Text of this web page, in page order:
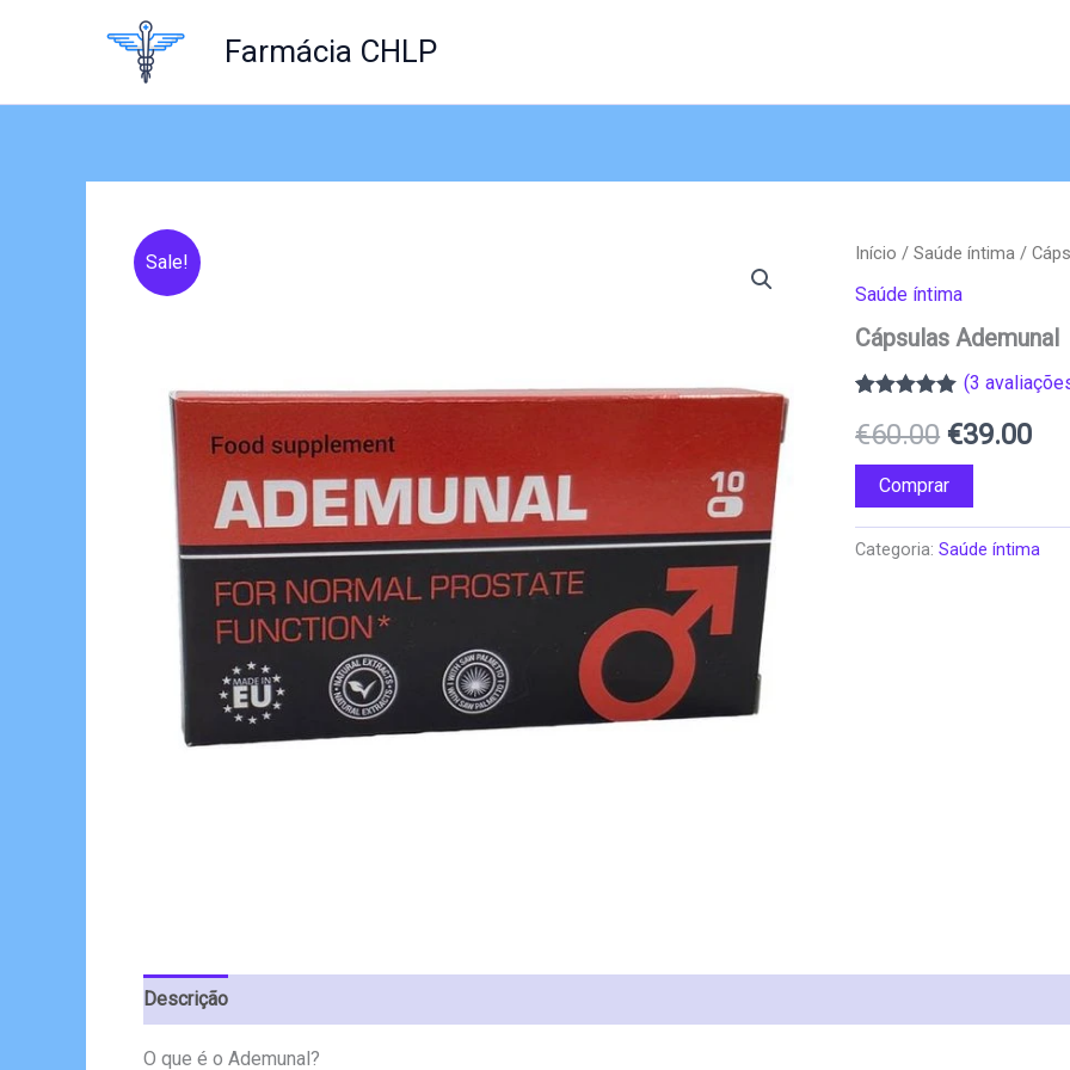
Farmácia CHLP
Sale! Início /Saúde íntima /
Saúde íntima
Cápsulas Ademunal
com5.00em
5 com base
em
classificações
de clientes
(3
€60.00 O
preço
original
€39.00O
Comprar
Categoria:Saúde íntima
Descrição
O que é o Ademunal?